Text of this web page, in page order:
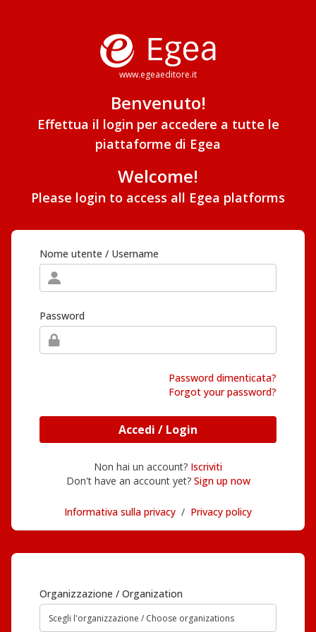
www.egeaeditore.it
Benvenuto!
Effettua il login per accedere a tutte le
piattaforme di Egea
Welcome!
Please login to access all Egea platforms
Nome utente / Username
Password
Password dimenticata?
Forgot your password?
Accedi / Login
Non hai un account? Iscriviti
Don't have an account yet? Sign up now
Informativa sulla privacy / Privacy policy
Organizzazione / Organization